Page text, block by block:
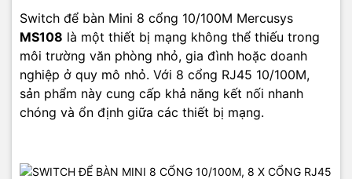
Switch để bàn Mini 8 cổng 10/100M Mercusys
MS108 là một thiết bị mạng không thể thiếu trong
môi trường văn phòng nhỏ, gia đình hoặc doanh
nghiệp ở quy mô nhỏ. Với 8 cổng RJ45 10/100M,
sản phẩm này cung cấp khả năng kết nối nhanh
chóng và ổn định giữa các thiết bị mạng.